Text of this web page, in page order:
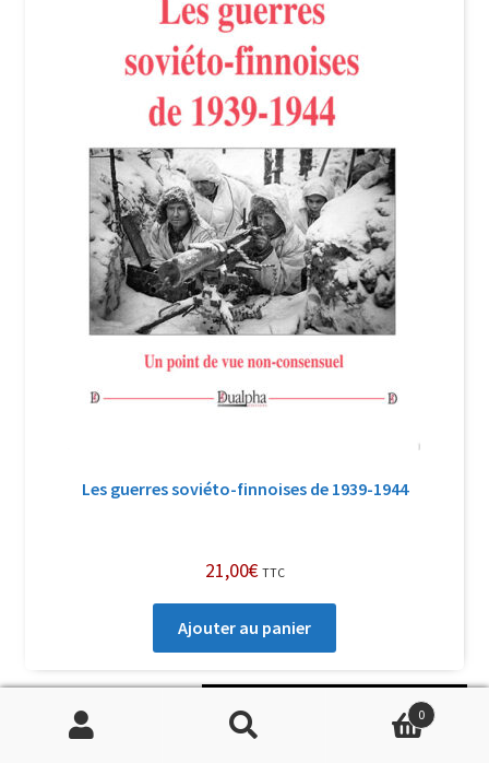
Les guerres soviéto-finnoises de 1939-1944
21,00€ TTC
Ajouter au panier
Recherche
Recherche
0
Soutenir Philippe Randa